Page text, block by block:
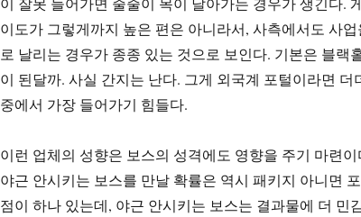
이도가 그렇게까지 높은 편은 아니라서, 사측에서도 사
로 날리는 경우가 종종 있는 것으로 보인다. 기본은 블랙
이 된달까. 사실 간지는 난다. 그게 외국계 포털이라면 더
중에서 가장 들어가기 힘들다.
이런 업체의 성향은 보스의 성격에도 영향을 주기 마련
야근 안시키는 보스를 만날 확률은 역시 패키지 아니면
점이 하나 있는데, 야근 안시키는 보스는 결과물에 더 민